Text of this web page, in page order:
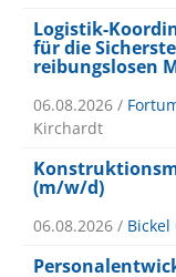
Logistik-
für die
reibungslosen
06.08.2026 /
Kirchardt
(m/w/d)
06.08.2026 / Bickel